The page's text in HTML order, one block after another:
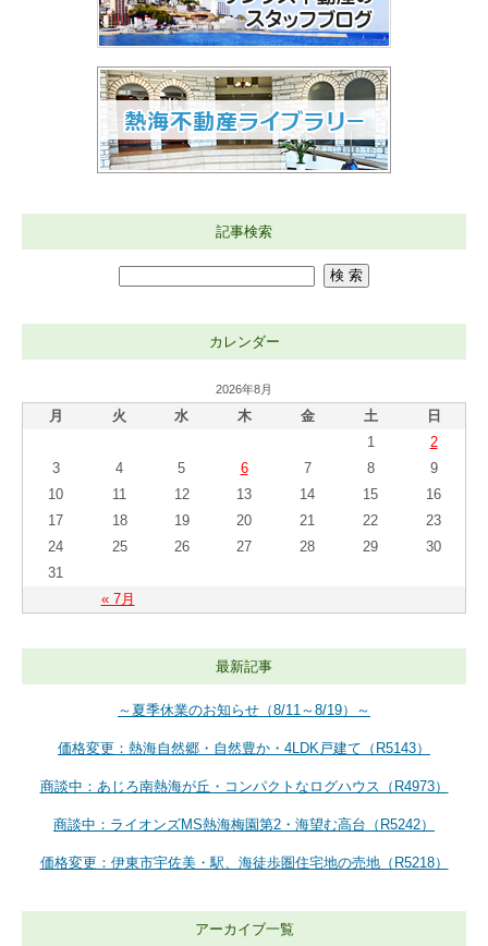
記事検索
カレンダー
2026年8月
月 火 水 木 金 土 日
« 7月
1
2
3
4 5 6 7 8
9
10
11 12 13 14 15
16
17
18 19 20 21 22
23
24
25 26 27 28 29
30
31
最新記事
～夏季休業のお知らせ（8/11～8/19）～
価格変更：熱海自然郷・自然豊か・4LDK戸建て（R5143）
商談中：あじろ南熱海が丘・コンパクトなログハウス（R4973）
商談中：ライオンズMS熱海梅園第2・海望む高台（R5242）
価格変更：伊東市宇佐美・駅、海徒歩圏住宅地の売地（R5218）
アーカイブ一覧